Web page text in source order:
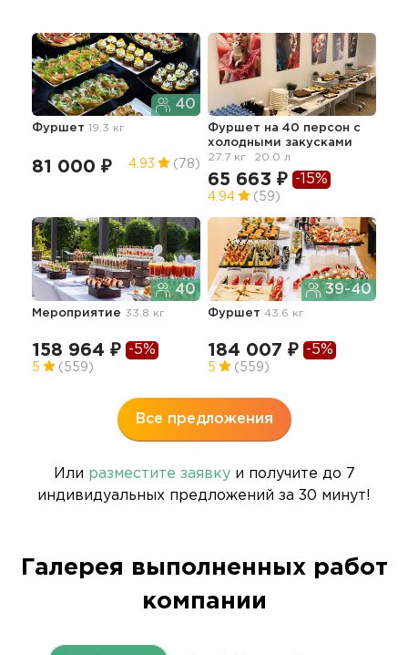
40
Фуршет 19.3 кг
81 000 ₽ 4.93 (78)
Фуршет на 40 персон с
холодными закусками
27.7 кг
20.0 л
65 663 ₽ -15%
4.94 (59)
40
Мероприятие 33.8 кг
158 964 ₽ -5%
5 (559)
39-40
Фуршет 43.6 кг
184 007 ₽ -5%
5 (559)
Все предложения
Или разместите заявкуи получите до 7
индивидуальных предложений за 30 минут!
Галерея выполненных работ
компании